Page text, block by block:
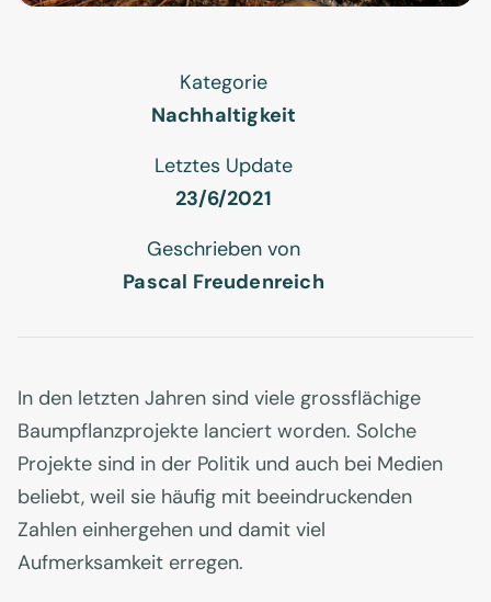
Kategorie
Nachhaltigkeit
Letztes Update
23/6/2021
Geschrieben von
Pascal Freudenreich
In den letzten Jahren sind viele grossflächige
Baumpflanzprojekte lanciert worden. Solche
Projekte sind in der Politik und auch bei Medien
beliebt, weil sie häufig mit beeindruckenden
Zahlen einhergehen und damit viel
Aufmerksamkeit erregen.